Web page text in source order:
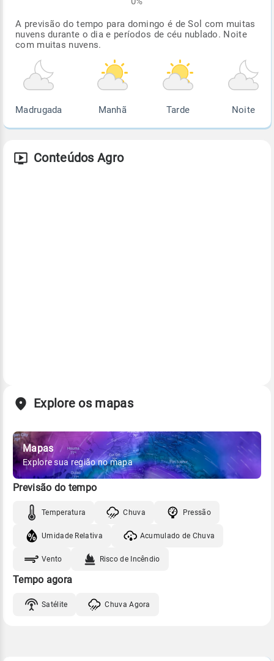
A previsão do tempo para domingo é de Sol com muitas
nuvens durante o dia e períodos de céu nublado. Noite
com muitas nuvens.
Madrugada Manhã Tarde Noite
Conteúdos Agro
Explore os mapas
Mapas
Explore sua região no mapa
Previsão do tempo
Temperatura Chuva Pressão
Umidade Relativa Acumulado de Chuva
Vento Risco de Incêndio
Tempo agora
Satélite Chuva Agora